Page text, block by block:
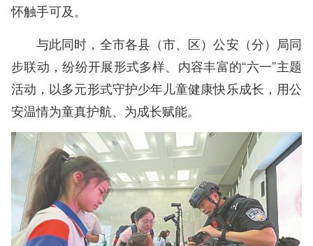
怀触手可及。
与此同时，全市各县（市、区）公安（分）局同
步联动，纷纷开展形式多样、内容丰富的“六一”主题
活动，以多元形式守护少年儿童健康快乐成长，用公
安温情为童真护航、为成长赋能。